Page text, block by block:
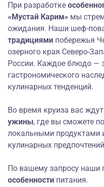
При разработке
«Мустай Карим» мы
ожидания. Наши шеф-
традициями побережья
озерного края Северо-
России. Каждое блюдо —
гастрономического
кулинарных тенденций.
Во время круиза вас
ужины, где вы сможете
локальными продуктами
кулинарных
По вашему запросу наши
особенности питания.